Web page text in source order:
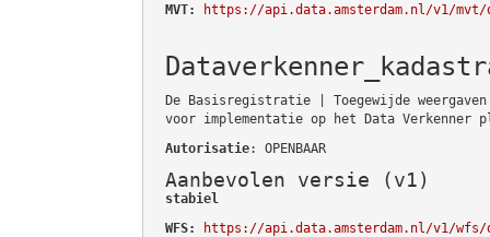
MVT:
https://api.data.amsterdam.nl/v1/mvt/
De Basisregistratie | Toegewijde
voor implementatie op het Data Verkenner
Autorisatie: OPENBAAR
Aanbevolen versie (v1)
stabiel
WFS:
https://api.data.amsterdam.nl/v1/wfs/